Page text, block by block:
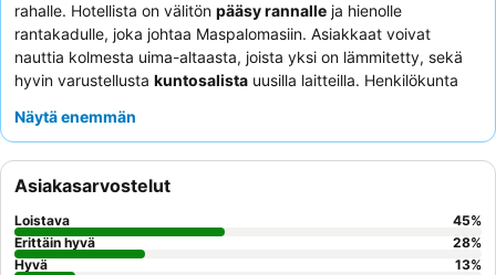
rahalle. Hotellista on välitön pääsy rannalle ja hienolle
rantakadulle, joka johtaa Maspalomasiin. Asiakkaat voivat
nauttia kolmesta uima-altaasta, joista yksi on lämmitetty, sekä
hyvin varustellusta kuntosalista uusilla laitteilla. Henkilökunta
ja laadukas buffet
merinäköalahuoneen
Näytä enemmän
Asiakasarvostelut
Loistava 45%
Erittäin hyvä
28%
Hyvä
13%